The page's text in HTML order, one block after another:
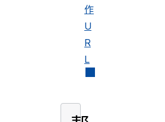
作
U
R
L